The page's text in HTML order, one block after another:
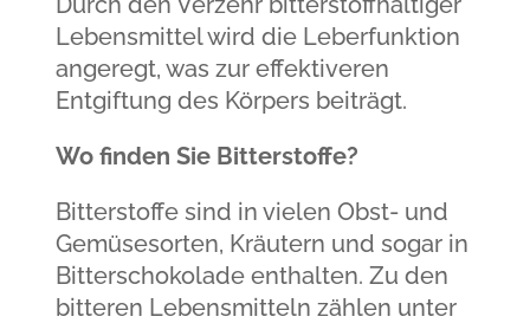
Lebensmittel wird die Leberfunktion
angeregt, was zur effektiveren
Entgiftung des Körpers beiträgt.
Wo finden Sie Bitterstoffe?
Bitterstoffe sind in vielen Obst- und
Gemüsesorten, Kräutern und sogar in
Bitterschokolade enthalten. Zu den
bitteren Lebensmitteln zählen unter